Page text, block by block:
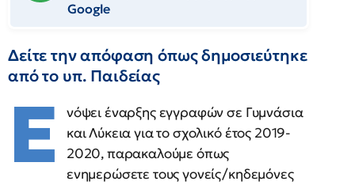
Google
Δείτε την απόφαση όπως δημοσιεύτηκε
από το υπ. Παιδείας
Ε
νόψει έναρξης εγγραφών σε Γυμνάσια
και Λύκεια για το σχολικό έτος 2019-
2020, παρακαλούμε όπως
ενημερώσετε τους γονείς/κηδεμόνες